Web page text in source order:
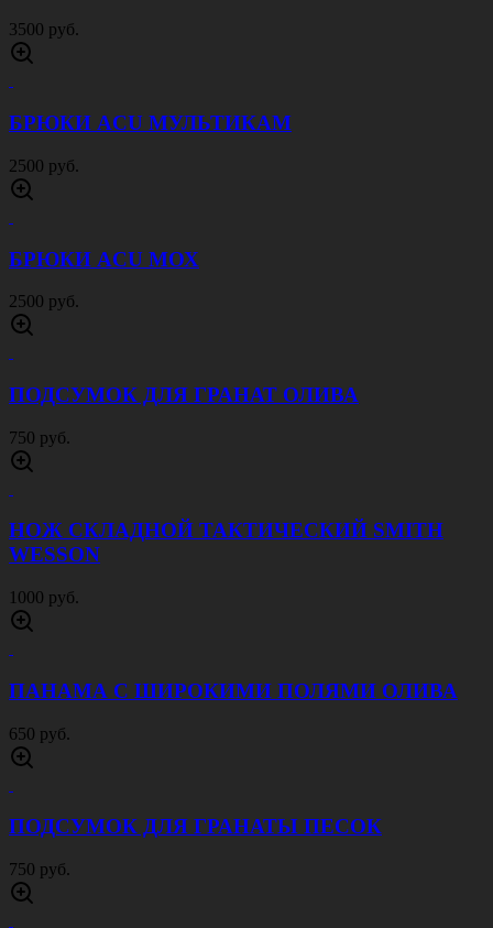
3500 руб.
БРЮКИ ACU МУЛЬТИКАМ
2500 руб.
БРЮКИ ACU МОХ
2500 руб.
ПОДСУМОК ДЛЯ ГРАНАТ ОЛИВА
750 руб.
НОЖ СКЛАДНОЙ ТАКТИЧЕСКИЙ SMITH
WESSON
1000 руб.
ПАНАМА С ШИРОКИМИ ПОЛЯМИ ОЛИВА
650 руб.
ПОДСУМОК ДЛЯ ГРАНАТЫ ПЕСОК
750 руб.